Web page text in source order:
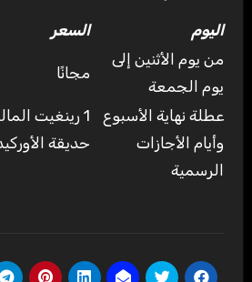
اليوم
السعر
من يوم الأثنين إلى
يوم الجمعة
مجانًا
عطلة نهاية الأسبوع
وأيام الأجازات
الرسمية
1 رينغيت
حديقة